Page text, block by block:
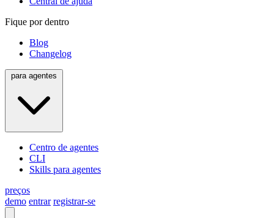
Fique por dentro
Blog
Changelog
Centro de agentes
CLI
Skills para agentes
preços
demo entrar registrar-se